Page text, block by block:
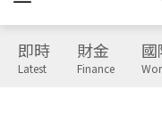
即時
Latest
財金
Finance
國